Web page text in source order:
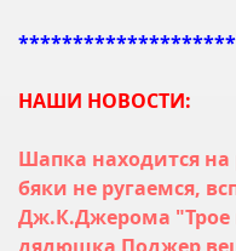
НАШИ НОВОСТИ:
Шапка находится
бяки не ругаемся,
Дж.К.Джерома "Трое